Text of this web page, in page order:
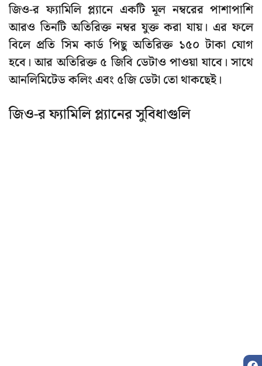
জিও-র ফ্যামিলি প্ল্যানে একটি মূল নম্বরের পাশাপাশি
আরও তিনটি অতিরিক্ত নম্বর যুক্ত করা যায়। এর ফলে
বিলে প্রতি সিম কার্ড পিছু অতিরিক্ত ১৫০ টাকা যোগ
হবে। আর অতিরিক্ত ৫ জিবি ডেটাও পাওয়া যাবে। সাথে
আনলিমিটেড কলিং এবং ৫জি ডেটা তো থাকছেই।
জিও-র ফ্যামিলি প্ল্যানের সুবিধাগুলি